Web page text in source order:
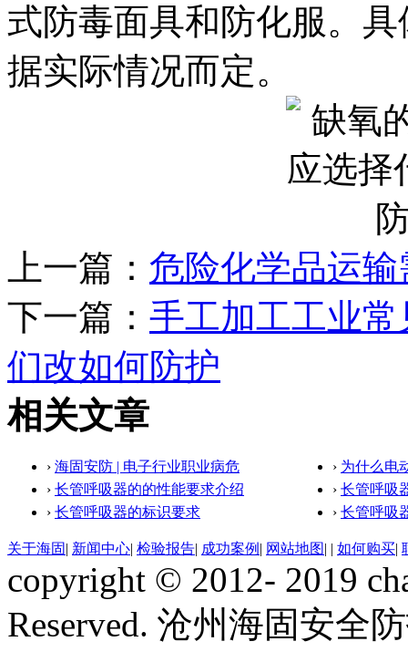
式防毒面具和防化服。
据实际情况而定。
上一篇： 危险化学品运
下一篇： 手工加工工业
们改如何防护
相关文章
› 海固安防 | 电子行业职业病危 › 为什么电
› 长管呼吸器的的性能要求介绍 › 长管呼吸
› 长管呼吸器的标识要求 › 长管呼吸
关于海固 | 新闻中心| 检验报告| 成功案例 | 网站地图| | 如何购买|
copyright © 2012- 2019
Reserved. 沧州海固安全